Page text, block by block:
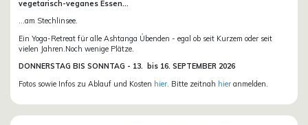
vegetarisch-veganes Essen...
...am Stechlinsee.
Ein Yoga-Retreat für alle Ashtanga Übenden - egal ob seit Kurzem oder seit
vielen Jahren.Noch wenige Plätze.
DONNERSTAG BIS SONNTAG - 13. bis 16. SEPTEMBER 2026
Fotos sowie Infos zu Ablauf und Kosten hier . Bitte zeitnah hier anmelden.